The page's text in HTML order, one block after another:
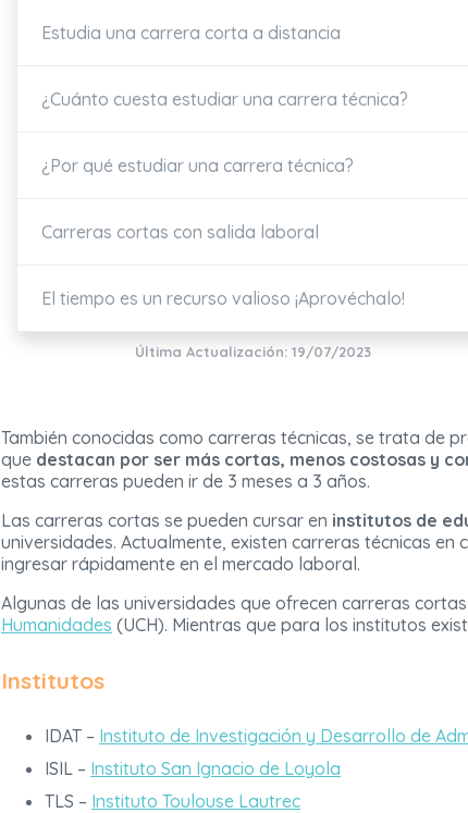
Estudia una carrera corta a distancia
¿Cuánto cuesta estudiar una carrera técnica?
¿Por qué estudiar una carrera técnica?
Carreras cortas con salida laboral
El tiempo es un recurso valioso ¡Aprovéchalo!
Última Actualización: 19/07/2023
También conocidas como carreras técnicas, se trata de
que destacan por ser más cortas, menos costosas y
estas carreras pueden ir de 3 meses a 3 años.
Las carreras cortas se pueden cursar en institutos de
universidades. Actualmente, existen carreras técnicas
ingresar rápidamente en el mercado laboral.
Algunas de las universidades que ofrecen carreras
Humanidades (UCH). Mientras que para los institutos
Institutos
IDAT – Instituto de Investigación y Desarrollo de
ISIL – Instituto San Ignacio de Loyola
TLS – Instituto Toulouse Lautrec